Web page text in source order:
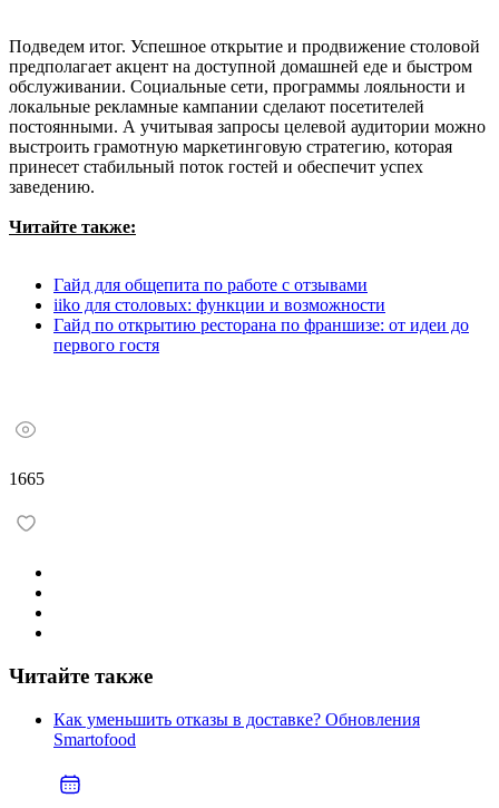
Подведем итог. Успешное открытие и продвижение столовой
предполагает акцент на доступной домашней еде и быстром
обслуживании. Социальные сети, программы лояльности и
локальные рекламные кампании сделают посетителей
постоянными. А учитывая запросы целевой аудитории можно
выстроить грамотную маркетинговую стратегию, которая
принесет стабильный поток гостей и обеспечит успех
заведению.
Читайте также:
Гайд для общепита по работе с отзывами
iiko для столовых: функции и возможности
Гайд по открытию ресторана по франшизе: от идеи до
первого гостя
1665
Читайте также
Как уменьшить отказы в доставке? Обновления
Smartofood